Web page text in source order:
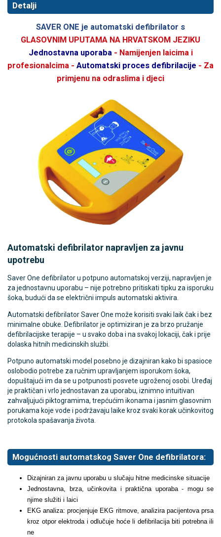
Detalji
SAVER ONE je automatski defibrilator s
GLASOVNIM UPUTAMA NA HRVATSKOM JEZIKU
Jednostavna uporaba- Namijenjen laicima i
profesionalcima - Automatski proces defibrilacije - Za
primjenu na odraslima i djeci
Automatski defibrilator napravljen za javnu
upotrebu
Saver One defibrilator u potpuno automatskoj verziji, napravljen je
za jednostavnu uporabu – nije potrebno pritiskati tipku za isporuku
šoka, budući da se električni impuls automatski aktivira.
Automatski defibrilator Saver One može korisiti svaki laik čak i bez
minimalne obuke. Defibrilator je optimiziran je za brzo pružanje
defibrilacijske terapije – u svako doba i na svakoj lokaciji, čak i prije
dolaska hitnih medicinskih službi.
Potpuno automatski model posebno je dizajniran kako bi spasioce
oslobodio potrebe za ručnim upravljanjem isporukom šoka,
dopuštajući im da se u potpunosti posvete ugroženoj osobi. Uređaj
je praktičan i vrlo jednostavan za uporabu, iznimno intuitivan
zahvaljujući piktogramima, trepćućim ikonama i jasnim glasovnim
porukama koje vode i podržavaju laike kroz svaki korak učinkovitog
protokola spašavanja života.
Mogućnosti automatskog Saver One defibrilatora:
Dizajniran za javnu uporabu u slučaju hitne medicinske situacije
Jednostavna, brza, učinkovita i praktična uporaba - mogu se
njime služiti i laici
EKG analiza: procjenjuje EKG ritmove, analizira pacijentova prsa
kroz otpor elektroda i odlučuje hoće li defibrilacija biti potrebna ili
ne